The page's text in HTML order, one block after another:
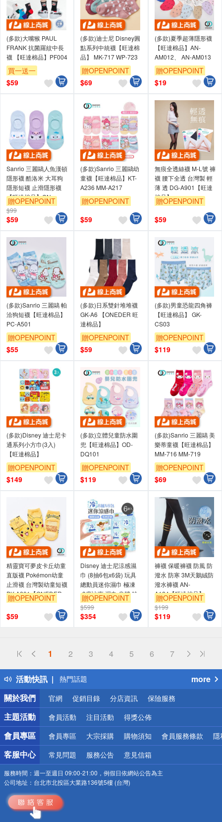
(多款)大嘴猴 PAUL
FRANK 抗菌羅紋中長
襪 【旺達棉品】PF004
買一送一
贈OPENPOINT
$59
(多款)迪士尼 Disney圓
點系列中統襪【旺達棉
品】 MK-717 WP-723
贈OPENPOINT
訂單滿699享95折
$69
(多款)夏季超薄隱形襪
【旺達棉品】AN-
AM012、 AN-AM013
贈OPENPOINT
訂單滿699享95折
$19
Sanrio 三麗鷗人魚漢頓
隱形襪 酷洛米 大耳狗
隱形短襪 止滑隱形襪
【旺達棉品】CN-
AP101
贈OPENPOINT
訂單滿699享95折
$99
$59
(多款)Sanrio 三麗鷗幼
童襪【旺達棉品】KT-
A236 MM-A217
贈OPENPOINT
訂單滿699享95折
$59
無痕全透絲襪 M-L號 褲
襪 腰下全透 台灣製 輕
薄 透 DG-A901【旺達
棉品】
贈OPENPOINT
訂單滿699享95折
$59
(多款)Sanrio 三麗鷗 帕
洽狗短襪【旺達棉品】
PC-A501
贈OPENPOINT
訂單滿699享95折
$55
(多款)日系雙針堆堆襪
GK-A6 【ONEDER 旺
達棉品】
贈OPENPOINT
訂單滿699享95折
$59
(多款)男童恐龍四角褲
【旺達棉品】 GK-
CS03
贈OPENPOINT
訂單滿699享95折
$119
(多款)Disney 迪士尼卡
通系列小方巾(3入)
【旺達棉品】
贈OPENPOINT
訂單滿699享95折
$149
(多款)立體兒童防水圍
兜【旺達棉品】OD-
DQ101
贈OPENPOINT
訂單滿699享95折
$119
(多款)Sanrio 三麗鷗 美
樂蒂童襪【旺達棉品】
MM-716 MM-719
贈OPENPOINT
訂單滿699享95折
$69
精靈寶可夢皮卡丘幼童
直版襪 Pokémon幼童
止滑襪 台灣製幼童短襪
PK-A201【ONEDER
旺達】
贈OPENPOINT
訂單滿699享95折
$59
Disney 迪士尼涼感濕
巾 (8抽6包x6袋) 玩具
總動員迷你濕巾 極凍
-3度冰爽 濕巾 身體 臉
用 【旺達棉品】
贈OPENPOINT
訂單滿699享95折
$599
$354
褲襪 保暖褲襪 防風 防
潑水 防寒 3M天鵝絨防
潑水褲襪 AN-
A124【旺達棉品】
贈OPENPOINT
訂單滿699享95折
$199
$119
1 2 3 4 5 6 7
活動快訊
詐騙網頁！請小心！
得獎公告
熱門話題
銀行優惠
偏遠地區配送
詐騙網頁！請小心！
more
關於我們
官網 促銷目錄 分店資訊 保險服務
主題活動 會員活動 注目活動 得獎公佈
會員專區 會員專區 大宗採購 購物須知 會員服務條款 隱
客服中心 常見問題 服務公告 意見信箱
服務時間： 週一至週日 09:00-21:00，例假日依網站公告為主
公司地址： 台北市北投區大業路136號5樓 (台灣)